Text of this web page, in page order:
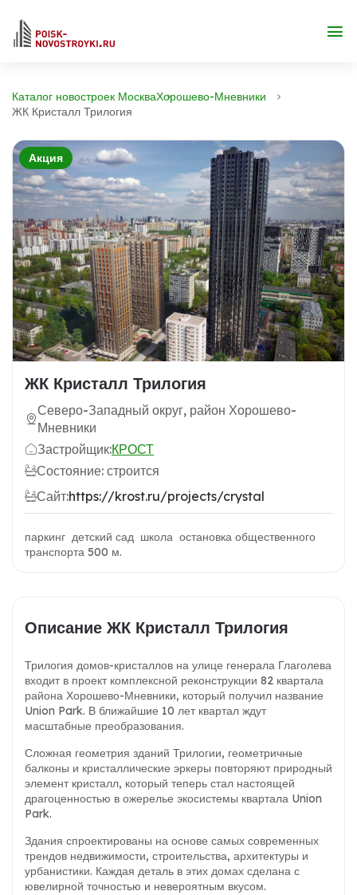
Каталог новостроек МоскваХорошево-Мневники
ЖК Кристалл Трилогия
Акция
ЖК Кристалл Трилогия
Северо-Западный округ, район Хорошево-
Мневники
Застройщик:КРОСТ
Состояние: строится
Сайт:https://krost.ru/projects/crystal
паркинг детский сад школа остановка общественного
транспорта 500 м.
Описание ЖК Кристалл Трилогия
Трилогия домов-кристаллов на улице генерала Глаголева
входит в проект комплексной реконструкции 82 квартала
района Хорошево-Мневники, который получил название
Union Park. В ближайшие 10 лет квартал ждут
масштабные преобразования.
Сложная геометрия зданий Трилогии, геометричные
балконы и кристаллические эркеры повторяют природный
элемент кристалл, который теперь стал настоящей
драгоценностью в ожерелье экосистемы квартала Union
Park.
Здания спроектированы на основе самых современных
трендов недвижимости, строительства, архитектуры и
урбанистики. Каждая деталь в этих домах сделана с
ювелирной точностью и невероятным вкусом.